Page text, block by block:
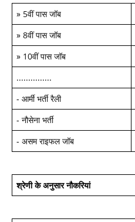
» 5वीं पास जॉब
» 8वीं पास जॉब
» 10वीं पास जॉब
...............
- आर्मी भर्ती रैली
- नौसेना भर्ती
- असम राइफल जॉब
श्रेणी के अनुसार नौकरियां